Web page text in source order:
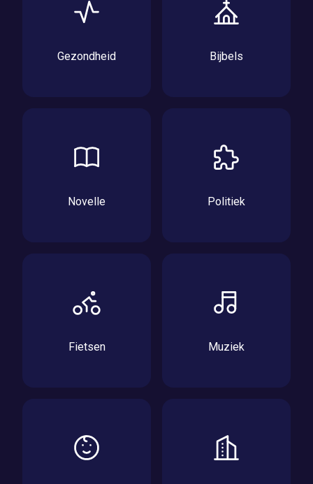
Gezondheid Bijbels
Novelle Politiek
Fietsen Muziek